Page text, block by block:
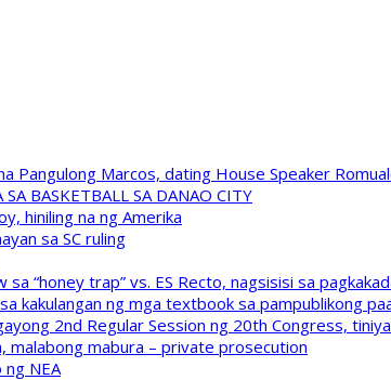
Pangulong Marcos, dating House Speaker
BASKETBALL SA DANAO CITY
hiniling na ng Amerika
sa SC ruling
“honey trap” vs. ES Recto, nagsisisi sa
kakulangan ng mga textbook sa pampublikong
2nd Regular Session ng 20th Congress,
malabong mabura – private prosecution
NEA